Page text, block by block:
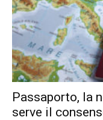
Passaporto, la
serve il